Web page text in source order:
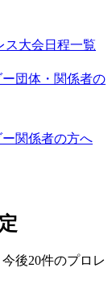
ス大会日程一覧
団体・関係者の
関係者の方へ
後20件のプロレ